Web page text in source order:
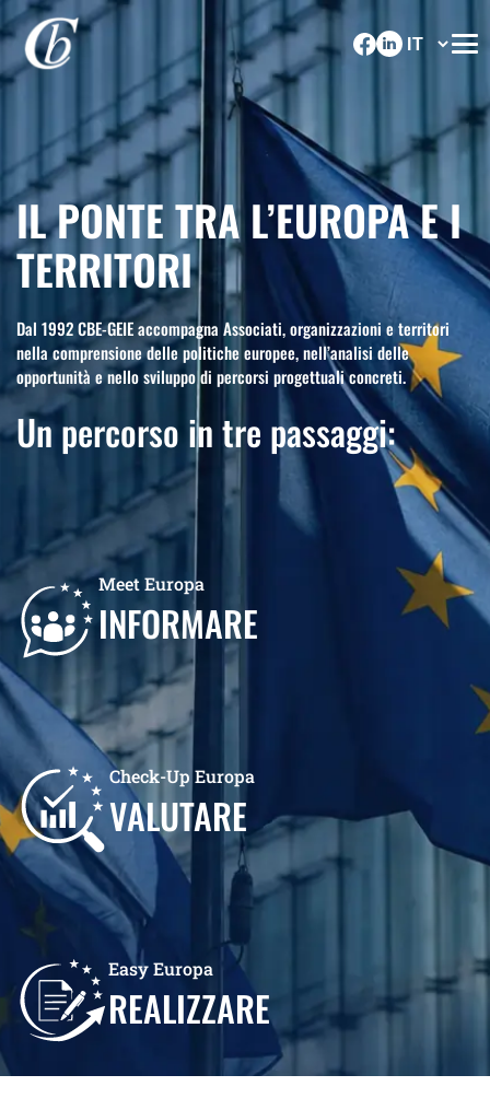
IL PONTE TRA L’EUROPA E I
TERRITORI
Dal 1992 CBE-GEIE accompagna Associati, organizzazioni e territori
nella comprensione delle politiche europee, nell’analisi delle
opportunità e nello sviluppo di percorsi progettuali concreti.
Un percorso in tre passaggi:
Meet Europa
INFORMARE
Check-Up Europa
VALUTARE
Easy Europa
REALIZZARE